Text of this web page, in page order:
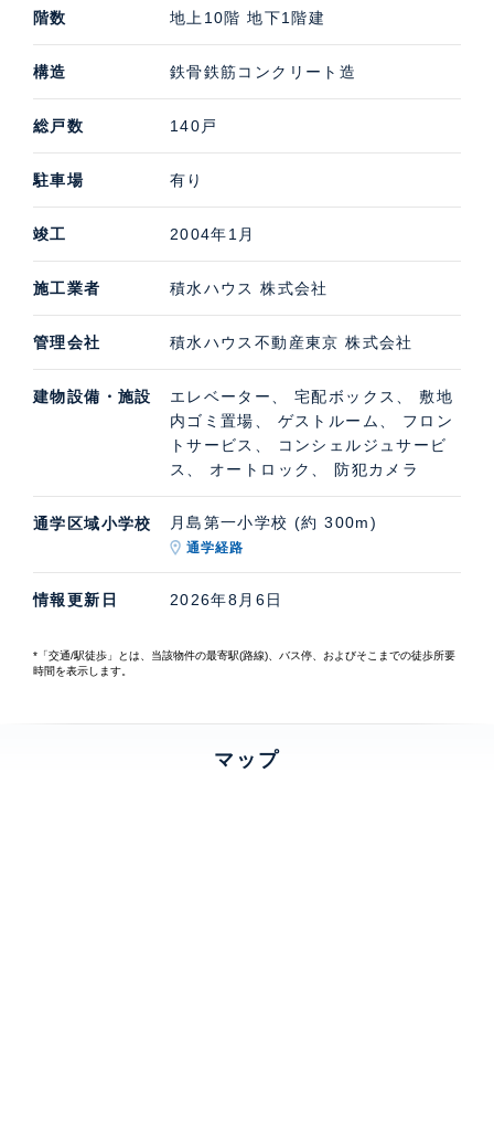
階数 地上10階 地下1階建
構造 鉄骨鉄筋コンクリート造
総戸数 140戸
駐車場 有り
竣工 2004年1月
施工業者 積水ハウス 株式会社
管理会社 積水ハウス不動産東京 株式会社
建物設備・施設
エレベーター、 宅配ボックス、 敷地
内ゴミ置場、 ゲストルーム、 フロン
トサービス、 コンシェルジュサービ
ス、 オートロック、 防犯カメラ
通学区域小学校 月島第一小学校 (約 300m)
通学経路
情報更新日 2026年8月6日
*「交通/駅徒歩」とは、当該物件の最寄駅(路線)、バス停、およびそこまでの徒歩所要
時間を表示します。
マップ